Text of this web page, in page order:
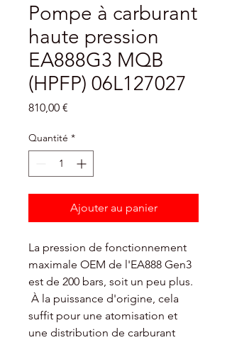
Pompe à carburant
haute pression
EA888G3 MQB
(HPFP) 06L127027
810,00 €
Quantité *
Ajouter au panier
La pression de fonctionnement
maximale OEM de l'EA888 Gen3
est de 200 bars, soit un peu plus.
À la puissance d'origine, cela
suffit pour une atomisation et
une distribution de carburant